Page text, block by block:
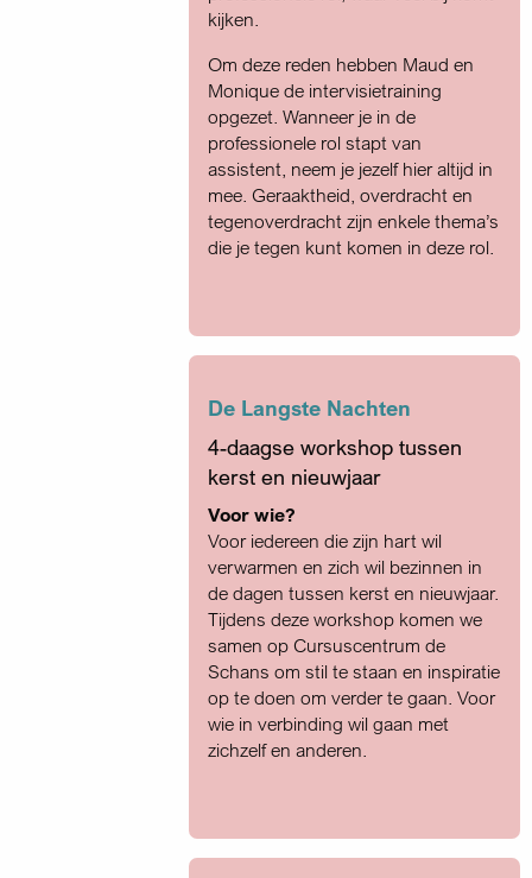
kijken.
Om deze reden hebben Maud en
Monique de intervisietraining
opgezet. Wanneer je in de
professionele rol stapt van
assistent, neem je jezelf hier altijd in
mee. Geraaktheid, overdracht en
tegenoverdracht zijn enkele thema’s
die je tegen kunt komen in deze rol.
De Langste Nachten
4-daagse workshop tussen
kerst en nieuwjaar
Voor wie?
Voor iedereen die zijn hart wil
verwarmen en zich wil bezinnen in
de dagen tussen kerst en nieuwjaar.
Tijdens deze workshop komen we
samen op Cursuscentrum de
Schans om stil te staan en inspiratie
op te doen om verder te gaan. Voor
wie in verbinding wil gaan met
zichzelf en anderen.